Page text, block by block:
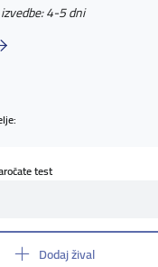
4-5 dni
test
Dodaj žival